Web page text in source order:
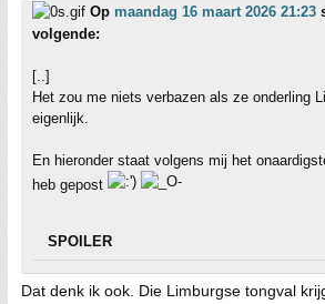
Op maandag 16 maart 2026 21:23
volgende:
[..]
Het zou me niets verbazen als ze onderling
eigenlijk.
En hieronder staat volgens mij het
heb gepost
SPOILER
Dat denk ik ook. Die Limburgse tongval